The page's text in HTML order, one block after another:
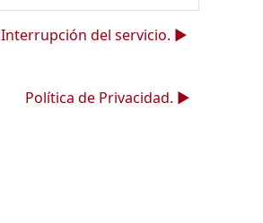
Interrupción del servicio. ▶︎
Política de Privacidad. ▶︎